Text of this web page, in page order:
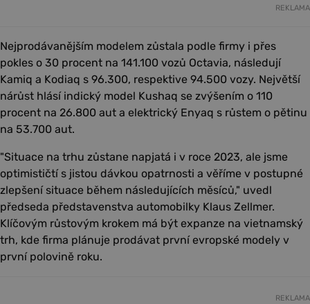
REKLAMA
Nejprodávanějším modelem zůstala podle firmy i přes
pokles o 30 procent na 141.100 vozů Octavia, následují
Kamiq a Kodiaq s 96.300, respektive 94.500 vozy. Největší
nárůst hlásí indický model Kushaq se zvýšením o 110
procent na 26.800 aut a elektrický Enyaq s růstem o pětinu
na 53.700 aut.
"Situace na trhu zůstane napjatá i v roce 2023, ale jsme
optimističtí s jistou dávkou opatrnosti a věříme v postupné
zlepšení situace během následujících měsíců," uvedl
předseda představenstva automobilky Klaus Zellmer.
Klíčovým růstovým krokem má být expanze na vietnamský
trh, kde firma plánuje prodávat první evropské modely v
první polovině roku.
REKLAMA